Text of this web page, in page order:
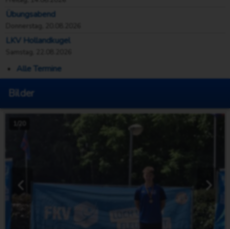
Übungsabend
LKV Hollandkugel
Alle Termine
Bilder